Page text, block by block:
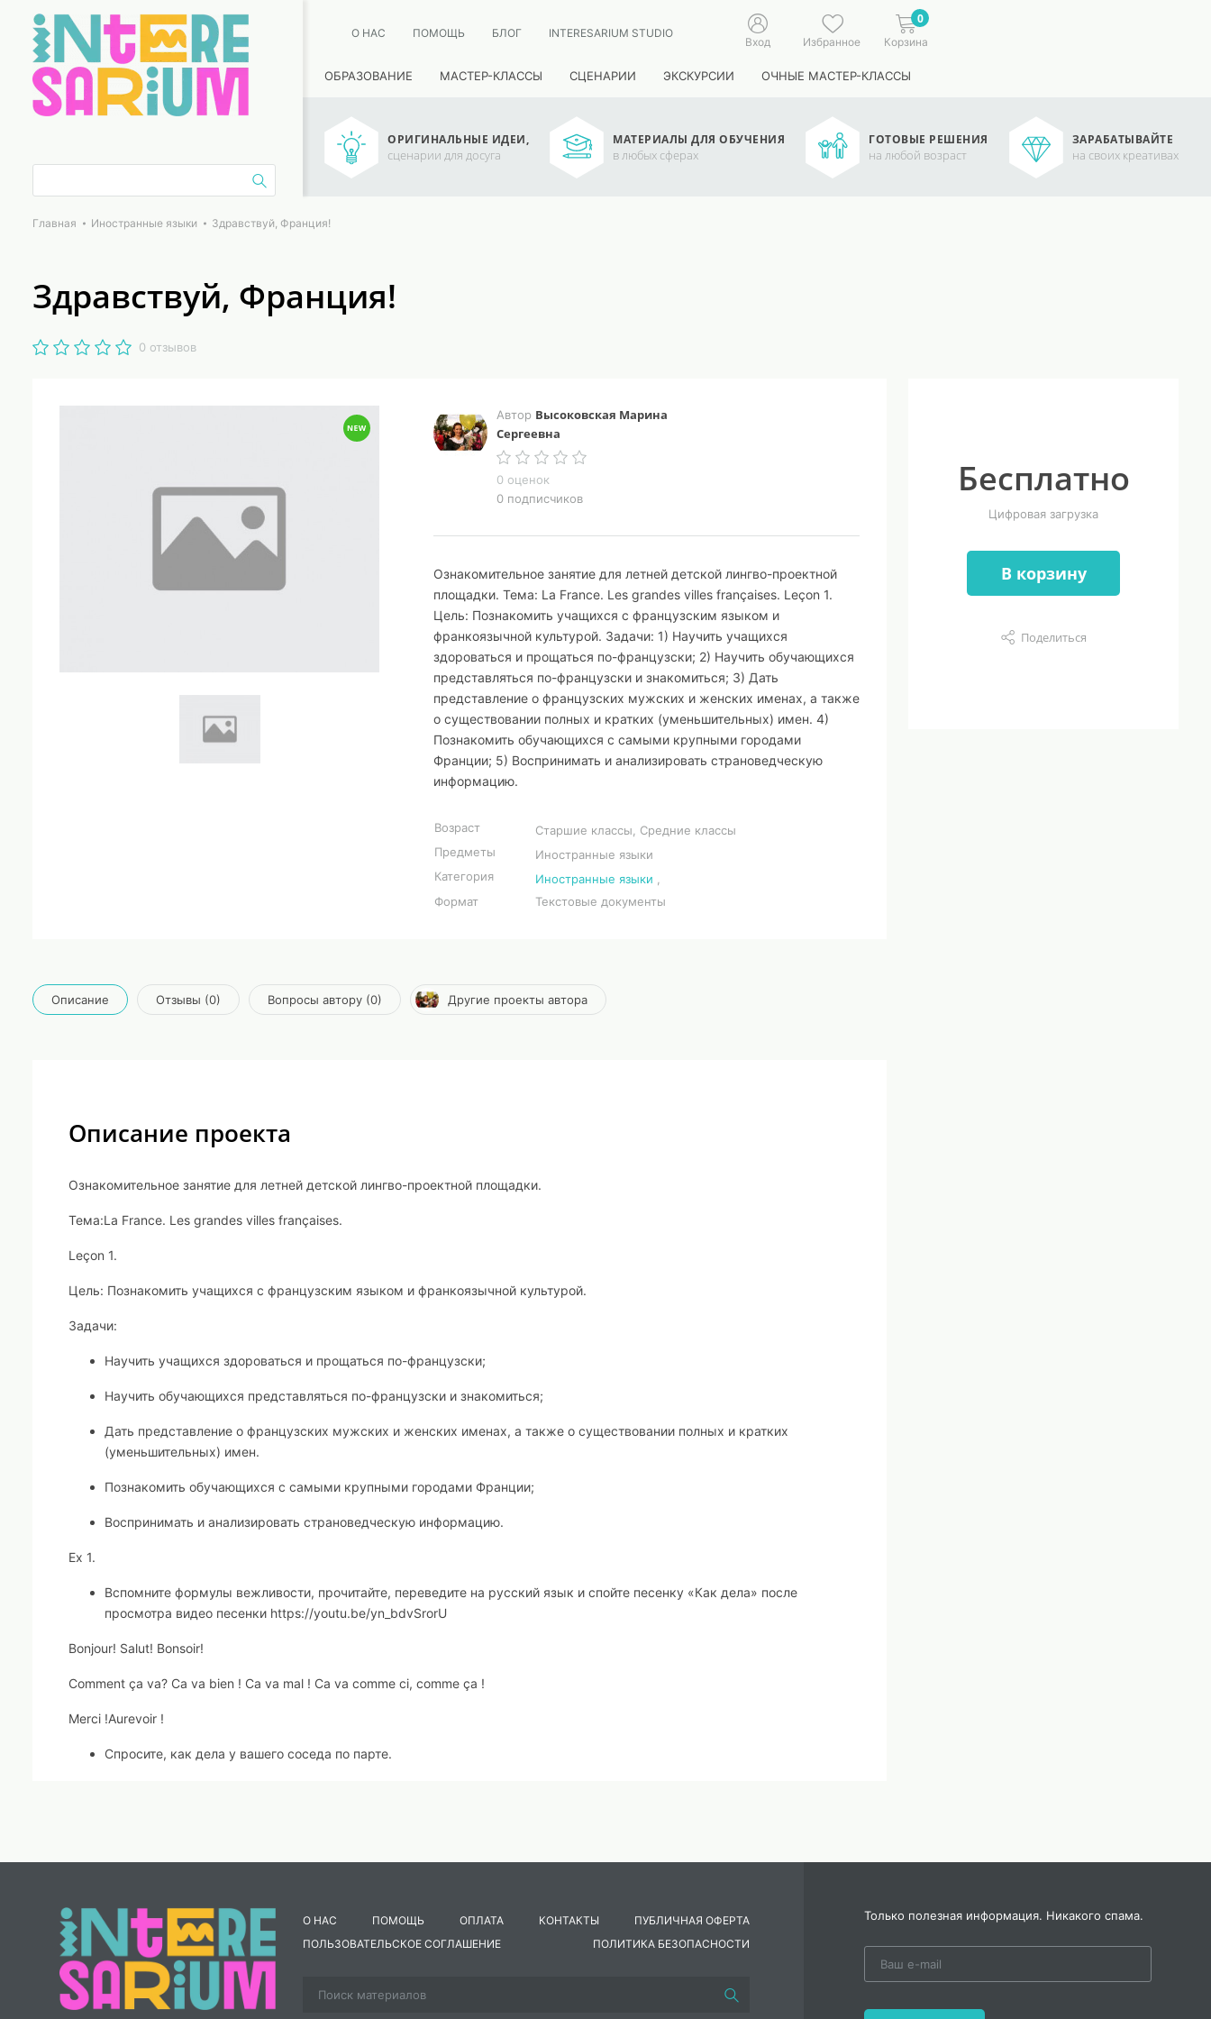
О НАС ПОМОЩЬ БЛОГ INTERESARIUM STUDIO
Вход Избранное
0
Корзина
ОБРАЗОВАНИЕ МАСТЕР-КЛАССЫ СЦЕНАРИИ ЭКСКУРСИИ ОЧНЫЕ МАСТЕР-КЛАССЫ
ОРИГИНАЛЬНЫЕ ИДЕИ,
сценарии для досуга
МАТЕРИАЛЫ ДЛЯ ОБУЧЕНИЯ
в любых сферах
ГОТОВЫЕ РЕШЕНИЯ
на любой возраст
ЗАРАБАТЫВАЙТЕ
на своих креативах
Главная Иностранные языки Здравствуй, Франция!
Здравствуй, Франция!
0 отзывов
Автор Высоковская Марина
Сергеевна
0 оценок
0 подписчиков
Ознакомительное занятие для летней детской лингво-проектной
площадки. Тема: La France. Les grandes villes françaises. Leçon 1.
Цель: Познакомить учащихся с французским языком и
франкоязычной культурой. Задачи: 1) Научить учащихся
здороваться и прощаться по-французски; 2) Научить обучающихся
представляться по-французски и знакомиться; 3) Дать
представление о французских мужских и женских именах, а также
о существовании полных и кратких (уменьшительных) имен. 4)
Познакомить обучающихся с самыми крупными городами
Франции; 5) Воспринимать и анализировать страноведческую
информацию.
Возраст
Старшие классы, Средние классы
Предметы
Иностранные языки
Категория
Иностранные языки
Формат
Текстовые документы
Бесплатно
Цифровая загрузка
В корзину
Поделиться
Описание Отзывы (0) Вопросы автору (0) Другие проекты автора
Описание проекта
Ознакомительное занятие для летней детской лингво-проектной площадки.
Тема:La France. Les grandes villes françaises.
Leçon 1.
Цель: Познакомить учащихся с французским языком и франкоязычной культурой.
Задачи:
Научить учащихся здороваться и прощаться по-французски;
Научить обучающихся представляться по-французски и знакомиться;
Дать представление о французских мужских и женских именах, а также о существовании полных и кратких
(уменьшительных) имен.
Познакомить обучающихся с самыми крупными городами Франции;
Воспринимать и анализировать страноведческую информацию.
Ex 1.
Вспомните формулы вежливости, прочитайте, переведите на русский язык и спойте песенку «Как дела» после
просмотра видео песенки https://youtu.be/yn_bdvSrorU
Bonjour! Salut! Bonsoir!
Comment ça va? Ca va bien ! Ca va mal ! Ca va comme ci, comme ça !
Merci !Aurevoir !
Спросите, как дела у вашего соседа по парте.
Сыграйте диалог знакомства с соседом.
Comment tu t`appelles ? Je m`appelle Léon, Es-tu une fille ? Non, je suis un garçon.
Enchanté (e)!!!
Ex 3.
О НАС ПОМОЩЬ ОПЛАТА КОНТАКТЫ
ПУБЛИЧНАЯ ОФЕРТА
ПОЛЬЗОВАТЕЛЬСКОЕ СОГЛАШЕНИЕ
ПОЛИТИКА БЕЗОПАСНОСТИ
Только полезная информация. Никакого спама.